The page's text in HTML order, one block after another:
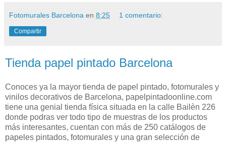
Fotomurales Barcelona en 8:25 1 comentario:
Compartir
Tienda papel pintado Barcelona
Conoces ya la mayor tienda de papel pintado, fotomurales y
vinilos decorativos de Barcelona, papelpintadoonline.com
tiene una genial tienda física situada en la calle Bailèn 226
donde podras ver todo tipo de muestras de los productos
más interesantes, cuentan con más de 250 catálogos de
papeles pintados, fotomurales y una gran selección de